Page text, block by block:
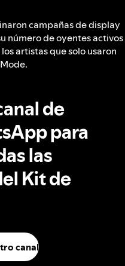
campañas de display
número de oyentes activos
artistas que solo usaron
de
para
las
Kit de
canal